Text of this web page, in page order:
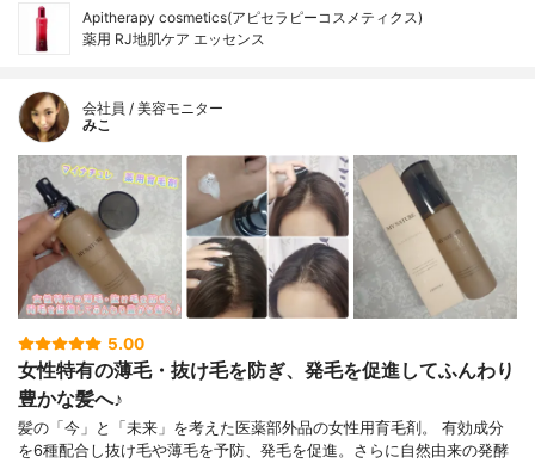
Apitherapy cosmetics(アピセラピーコスメティクス)
薬用 RJ地肌ケア エッセンス
会社員 / 美容モニター
みこ
5.00
女性特有の薄毛・抜け毛を防ぎ、発毛を促進してふんわり
豊かな髪へ♪
髪の「今」と「未来」を考えた医薬部外品の女性用育毛剤。 有効成分
を6種配合し抜け毛や薄毛を予防、発毛を促進。さらに自然由来の発酵